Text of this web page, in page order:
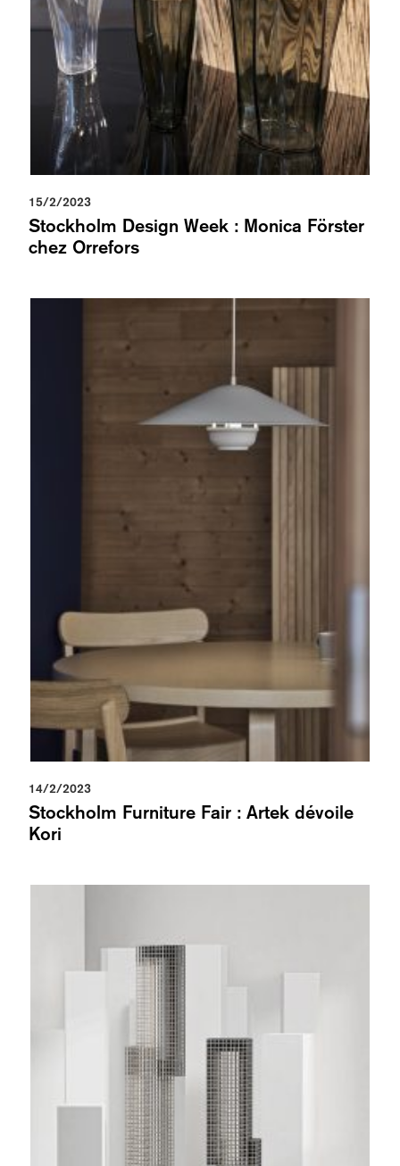
15/2/2023
Stockholm Design Week : Monica Förster
chez Orrefors
14/2/2023
Stockholm Furniture Fair : Artek dévoile
Kori